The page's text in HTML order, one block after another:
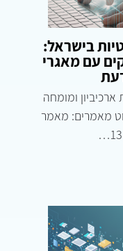
בישראל:
עם מאגרי
ומומחה
מאמרים: מאמר